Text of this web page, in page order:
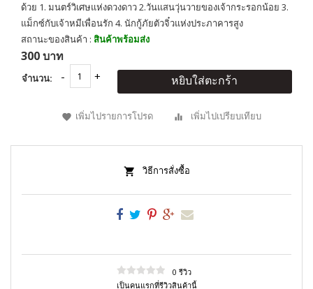
ด้วย 1. มนตร์วิเศษแห่งดวงดาว 2.วันแสนวุ่นวายของเจ้ากระรอกน้อย 3.
แม็กซ์กับเจ้าหมีเพื่อนรัก 4. นักกู้ภัยตัวจิ๋วแห่งประภาคารสูง
สถานะของสินค้า : สินค้าพร้อมส่ง
300 บาท
จำนวน: หยิบใส่ตะกร้า
เพิ่มไปรายการโปรด เพิ่มไปเปรียบเทียบ
วิธีการสั่งซื้อ
0 รีวิว
เป็นคนแรกที่รีวิวสินค้านี้